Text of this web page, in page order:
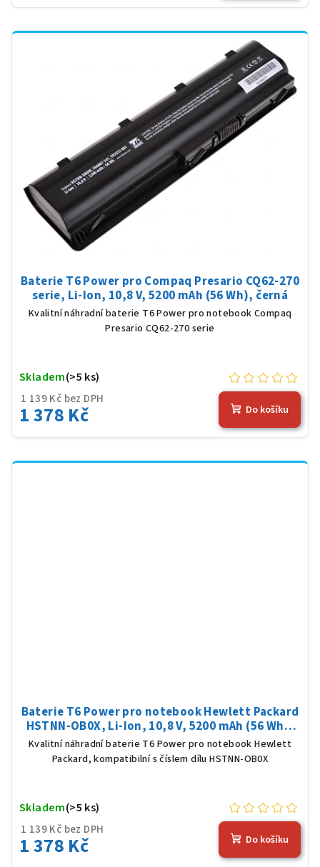
Baterie T6 Power pro Compaq Presario CQ62-270
serie, Li-Ion, 10,8 V, 5200 mAh (56 Wh), černá
Kvalitní náhradní baterie T6 Power pro notebook Compaq
Presario CQ62-270 serie
1 139 Kč bez DPH
1 378 Kč
Skladem(>5 ks)
Do košíku
Baterie T6 Power pro notebook Hewlett Packard
HSTNN-OB0X, Li-Ion, 10,8 V, 5200 mAh (56 Wh),
černá
Kvalitní náhradní baterie T6 Power pro notebook Hewlett
Packard, kompatibilní s číslem dílu HSTNN-OB0X
1 139 Kč bez DPH
1 378 Kč
Skladem(>5 ks)
Do košíku